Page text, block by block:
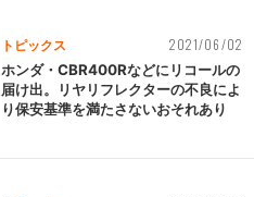
トピックス 2021/06/02
ホンダ・CBR400Rなどにリコールの
届け出。リヤリフレクターの不良によ
り保安基準を満たさないおそれあり